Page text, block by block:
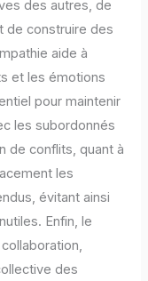
des autres, de
de construire des
aide à
et les émotions
pour maintenir
les subordonnés
de conflits, quant à
les
évitant ainsi
Enfin, le
des